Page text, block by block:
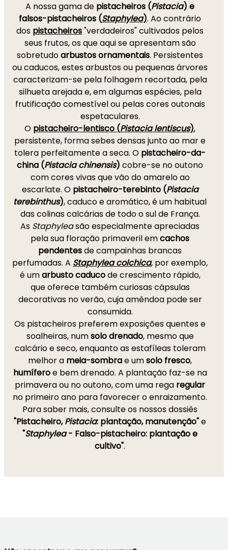
A nossa gama de pistacheiros (Pistacia) e
falsos-pistacheiros (Staphylea). Ao contrário
dos pistacheiros"verdadeiros" cultivados pelos
seus frutos, os que aqui se apresentam são
sobretudoarbustos ornamentais. Persistentes
ou caducos, estes arbustos ou pequenas árvores
caracterizam-se pela folhagem recortada, pela
silhueta arejada e, em algumas espécies, pela
frutificação comestível ou pelas cores outonais
espetaculares.
O pistacheiro-lentisco (Pistacia lentiscus),
persistente, forma sebes densas junto ao mar e
tolera perfeitamente a seca. O pistacheiro-da-
china (Pistacia chinensis) cobre-se no outono
com cores vivas que vão do amarelo ao
escarlate. O pistacheiro-terebinto (Pistacia
terebinthus), caduco e aromático, é um habitual
das colinas calcárias de todo o sul de França.
As Staphyleasão especialmente apreciadas
pela sua floração primaveril emcachos
pendentesde campainhas brancas
perfumadas. A Staphylea colchica, por exemplo,
é umarbusto caducode crescimento rápido,
que oferece também curiosas cápsulas
decorativas no verão, cuja amêndoa pode ser
consumida.
Os pistacheiros preferem exposições quentes e
soalheiras, numsolo drenado, mesmo que
calcário e seco, enquanto as estafíleas toleram
melhor a meia-sombrae umsolo fresco,
humíferoe bem drenado. A plantação faz-se na
primavera ou no outono, com uma rega regular
no primeiro ano para favorecer o enraizamento.
Para saber mais, consulte os nossos dossiês
"Pistacheiro,Pistacia: plantação, manutenção"e
"Staphylea- Falso-pistacheiro: plantação e
cultivo".